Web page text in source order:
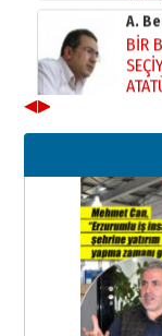
A.
BİR
28
26
Cem
13
Esat
◀▶